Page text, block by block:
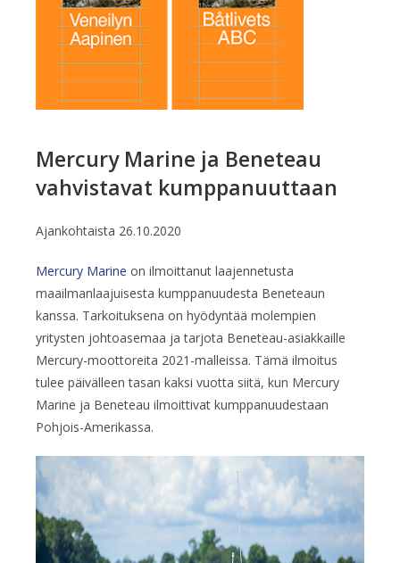
Mercury Marine ja Beneteau
vahvistavat kumppanuuttaan
Ajankohtaista 26.10.2020
Mercury Marine on ilmoittanut laajennetusta
maailmanlaajuisesta kumppanuudesta Beneteaun
kanssa. Tarkoituksena on hyödyntää molempien
yritysten johtoasemaa ja tarjota Beneteau-asiakkaille
Mercury-moottoreita 2021-malleissa. Tämä ilmoitus
tulee päivälleen tasan kaksi vuotta siitä, kun Mercury
Marine ja Beneteau ilmoittivat kumppanuudestaan
Pohjois-Amerikassa.